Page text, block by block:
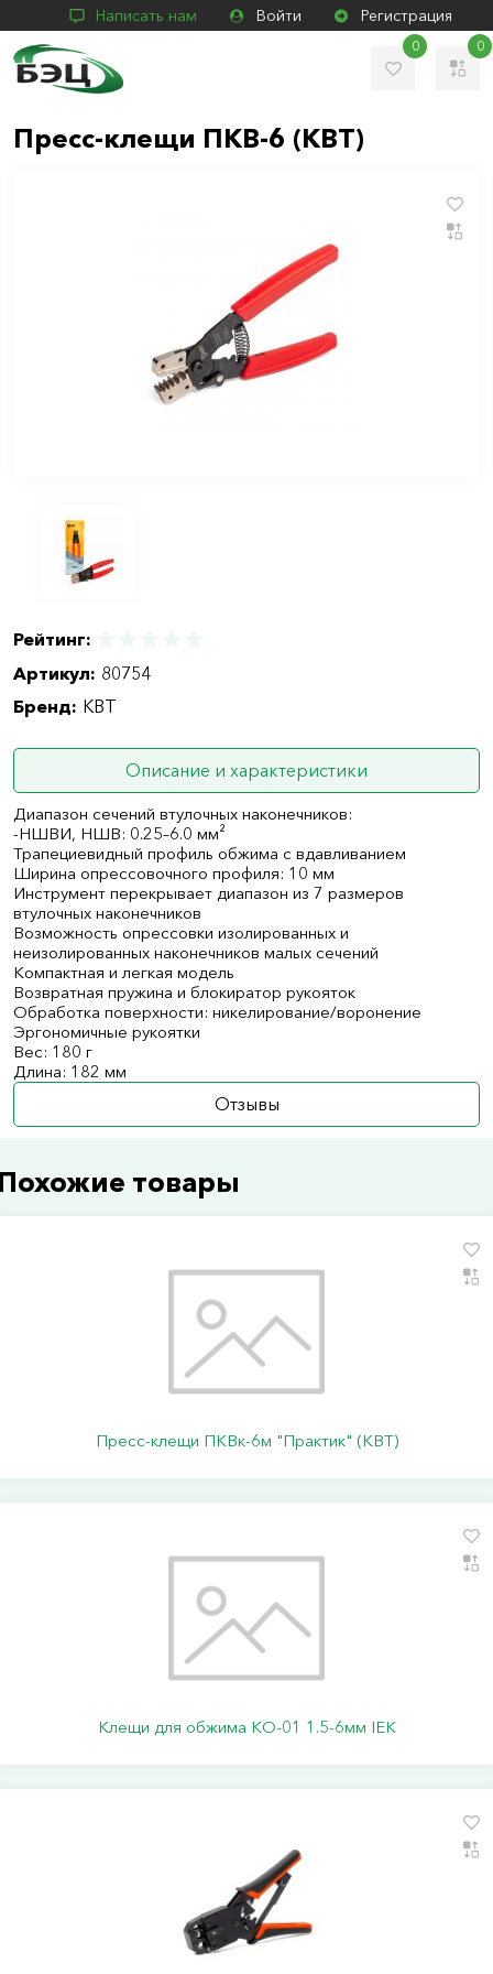
Написать нам Войти Регистрация
0 0
Пресс-клещи ПКВ-6 (КВТ)
Рейтинг:
Артикул: 80754
Бренд: КВТ
Описание и характеристики
Диапазон сечений втулочных наконечников:
-НШВИ, НШВ: 0.25–6.0 мм²
Трапециевидный профиль обжима с вдавливанием
Ширина опрессовочного профиля: 10 мм
Инструмент перекрывает диапазон из 7 размеров
втулочных наконечников
Возможность опрессовки изолированных и
неизолированных наконечников малых сечений
Компактная и легкая модель
Возвратная пружина и блокиратор рукояток
Обработка поверхности: никелирование/воронение
Эргономичные рукоятки
Вес: 180 г
Длина: 182 мм
Отзывы
товары
Пресс-клещи ПКВк-6м "Практик" (КВТ)
Клещи для обжима КО-01 1.5-6мм IEK